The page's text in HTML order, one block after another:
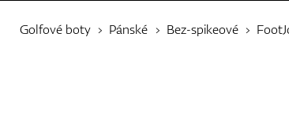
Golfové boty Pánské Bez-spikeové